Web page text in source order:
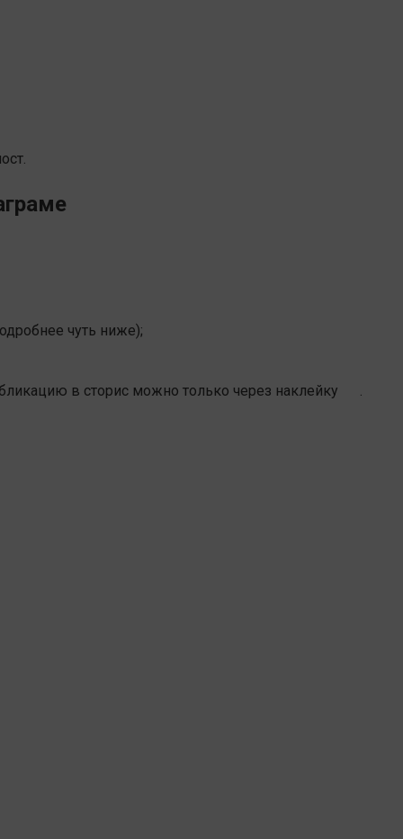
чуть ниже);
в сторис можно только через наклейку